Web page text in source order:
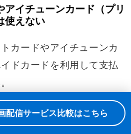
配信サービス比較はこちら
アイチューンカード（プリ
使えない
カードやアイチューンカ
ドカードを利用して支払
決済やAmazonアプリ内
れの引き落としにデビッ